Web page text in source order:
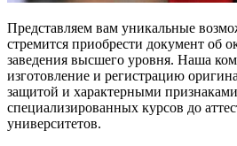
Представляем вам уникальные
стремится приобрести документ об
заведения высшего уровня. Наша
изготовление и регистрацию
защитой и характерными
специализированных курсов до
университетов.